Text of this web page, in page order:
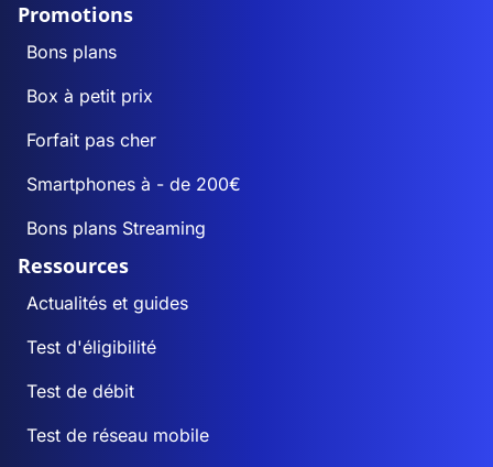
Promotions
Bons plans
Box à petit prix
Forfait pas cher
Smartphones à - de 200€
Bons plans Streaming
Ressources
Actualités et guides
Test d'éligibilité
Test de débit
Test de réseau mobile